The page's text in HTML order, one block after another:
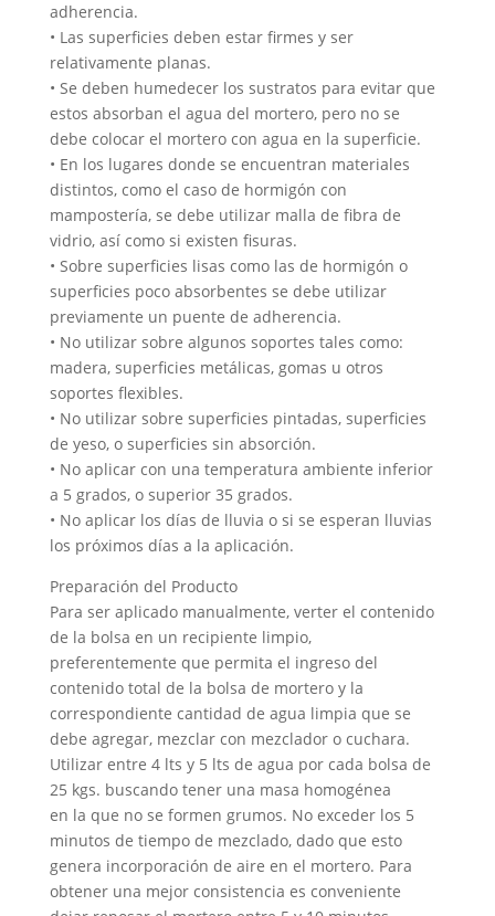
adherencia.
• Las superficies deben estar firmes y ser
relativamente planas.
• Se deben humedecer los sustratos para evitar que
estos absorban el agua del mortero, pero no se
debe colocar el mortero con agua en la superficie.
• En los lugares donde se encuentran materiales
distintos, como el caso de hormigón con
mampostería, se debe utilizar malla de fibra de
vidrio, así como si existen fisuras.
• Sobre superficies lisas como las de hormigón o
superficies poco absorbentes se debe utilizar
previamente un puente de adherencia.
• No utilizar sobre algunos soportes tales como:
madera, superficies metálicas, gomas u otros
soportes flexibles.
• No utilizar sobre superficies pintadas, superficies
de yeso, o superficies sin absorción.
• No aplicar con una temperatura ambiente inferior
a 5 grados, o superior 35 grados.
• No aplicar los días de lluvia o si se esperan lluvias
los próximos días a la aplicación.
Preparación del Producto
Para ser aplicado manualmente, verter el contenido
de la bolsa en un recipiente limpio,
preferentemente que permita el ingreso del
contenido total de la bolsa de mortero y la
correspondiente cantidad de agua limpia que se
debe agregar, mezclar con mezclador o cuchara.
Utilizar entre 4 lts y 5 lts de agua por cada bolsa de
25 kgs. buscando tener una masa homogénea
en la que no se formen grumos. No exceder los 5
minutos de tiempo de mezclado, dado que esto
genera incorporación de aire en el mortero. Para
obtener una mejor consistencia es conveniente